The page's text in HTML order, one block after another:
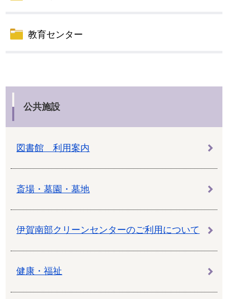
教育センター
公共施設
図書館 利用案内
斎場・墓園・墓地
伊賀南部クリーンセンターのご利用について
健康・福祉